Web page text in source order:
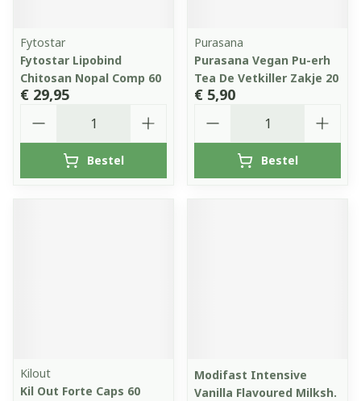
Fytostar
Fytostar Lipobind
Chitosan Nopal Comp 60
€ 29,95
Bestel
Purasana
Purasana Vegan Pu-erh
Tea De Vetkiller Zakje 20
€ 5,90
Bestel
Kilout
Kil Out Forte Caps 60
Modifast Intensive
Vanilla Flavoured Milksh.